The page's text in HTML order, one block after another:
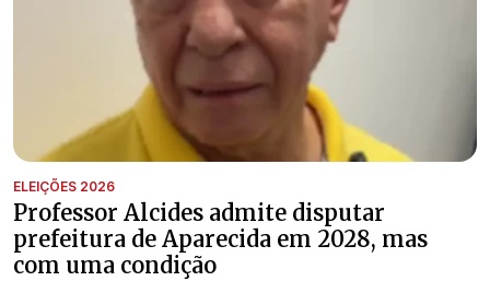
ELEIÇÕES 2026
Professor Alcides admite disputar
prefeitura de Aparecida em 2028, mas
com uma condição